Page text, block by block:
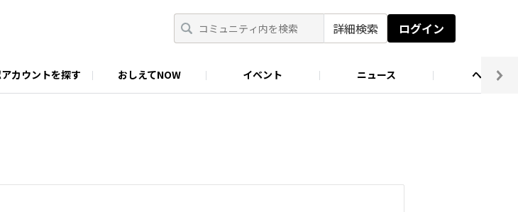
詳細検索 ログイン
カウントを探す おしえてNOW イベント ニュース ヘルプ